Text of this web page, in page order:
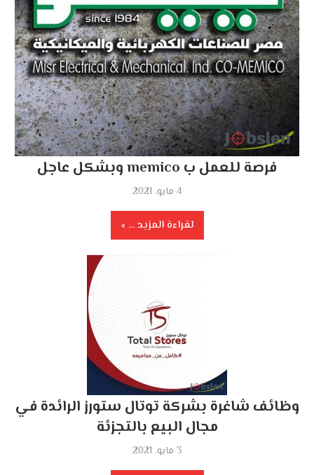
فرصة للعمل ب memico وبشكل عاجل
4 مايو، 2021
لقراءة المزيد ...
وظائف شاغرة بشركة توتال ستورز الرائدة في
مجال البيع بالتجزئة
3 مايو، 2021